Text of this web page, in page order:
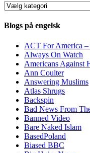
Kategorier
Blogs på engelsk
ACT For America –
Always On Watch
Americans Against
Ann Coulter
Answering Muslims
Atlas Shrugs
Backspin
Bad News From
Banned Video
Bare Naked Islam
BasedPoland
Biased BBC